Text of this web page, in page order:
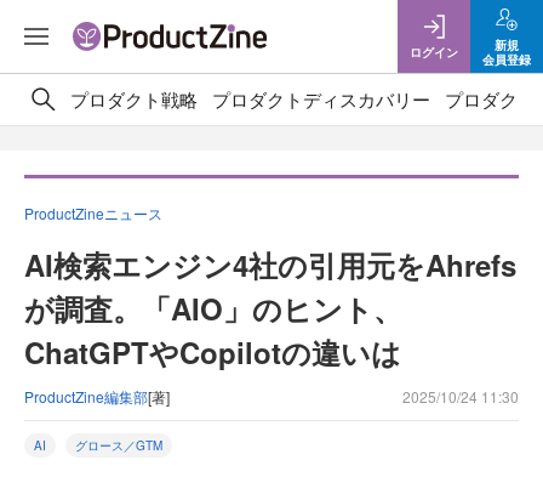
ログイン
新規
会員登録
プロダクト戦略 プロダクトディスカバリー プロダクト
ProductZineニュース
AI検索エンジン4社の引用元をAhrefs
が調査。「AIO」のヒント、
ChatGPTやCopilotの違いは
ProductZine編集部[著] 2025/10/24 11:30
AI グロース／GTM